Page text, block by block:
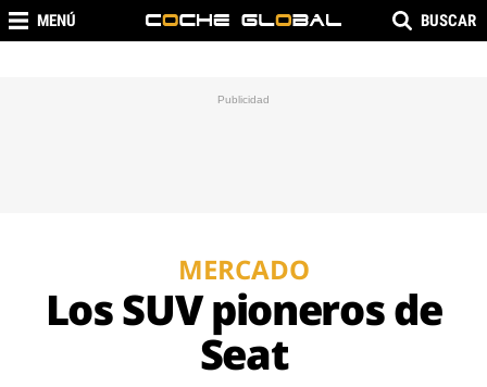
MENÚ BUSCAR
MERCADO
Los SUV pioneros de
Seat